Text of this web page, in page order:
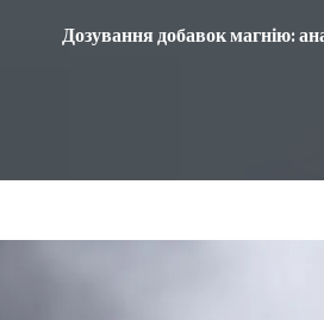
Дозування добавок магнію: